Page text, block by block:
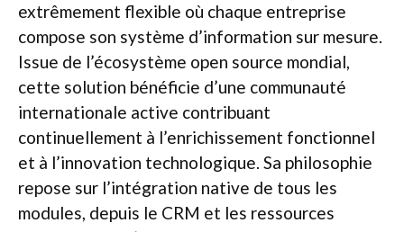
extrêmement flexible où chaque entreprise
compose son système d’information sur mesure.
Issue de l’écosystème open source mondial,
cette solution bénéficie d’une communauté
internationale active contribuant
continuellement à l’enrichissement fonctionnel
et à l’innovation technologique. Sa philosophie
repose sur l’intégration native de tous les
modules, depuis le CRM et les ressources